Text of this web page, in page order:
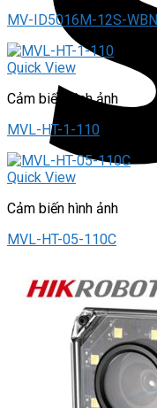
MV-ID5016M-12S-WBN
Quick View
Cảm biến hình ảnh
MVL-HT-1-110
Quick View
Cảm biến hình ảnh
MVL-HT-05-110C